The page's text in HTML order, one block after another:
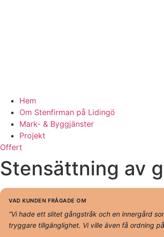
Hem
Om Stenfirman på Lidingö
Mark- & Byggjänster
Projekt
Offert
Stensättning av
VAD KUNDEN FRÅGADE OM
“Vi hade ett slitet gångstråk och en innergård
tryggare tillgänglighet. Vi ville även få ordning